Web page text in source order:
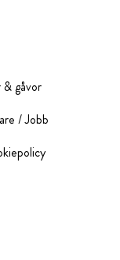
gåvor
/ Jobb